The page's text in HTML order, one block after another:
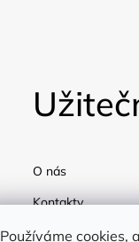
Používáme cookies,
O nás
Kontakty
Doprava